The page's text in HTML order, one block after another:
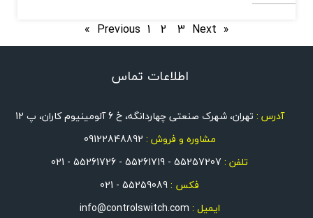
« Previous
3 Next »
اطلاعات تماس
آدرس : تهران، شهرک صنعتی چهاردانگه، خ 6 آلومینیوم کاران، پ 12
مشاوره و فروش : 09122848892
تلفن : 55257207 - 55261719 - 55261726 - 021
فکس : 55259089 - 021
ایمیل : info@controlswitch.com